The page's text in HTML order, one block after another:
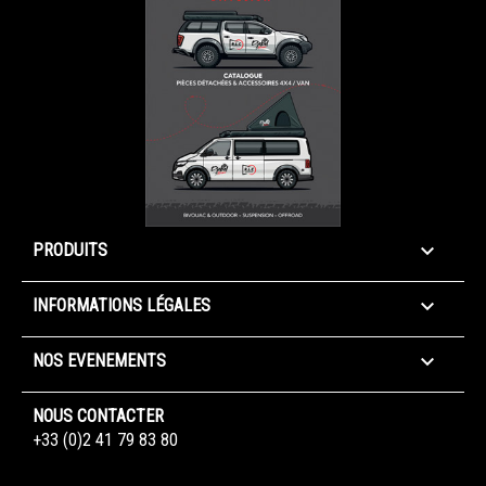
PRODUITS 
INFORMATIONS LÉGALES 
NOS EVENEMENTS 
NOUS CONTACTER
+33 (0)2 41 79 83 80